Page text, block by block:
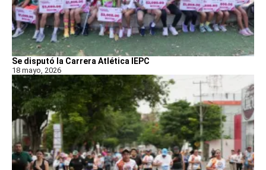
Se disputó la Carrera Atlética IEPC
18 mayo, 2026